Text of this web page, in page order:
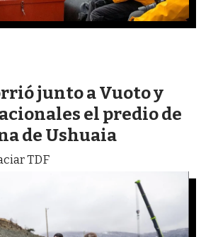
junto a Vuoto y
el predio de
de Ushuaia
TDF